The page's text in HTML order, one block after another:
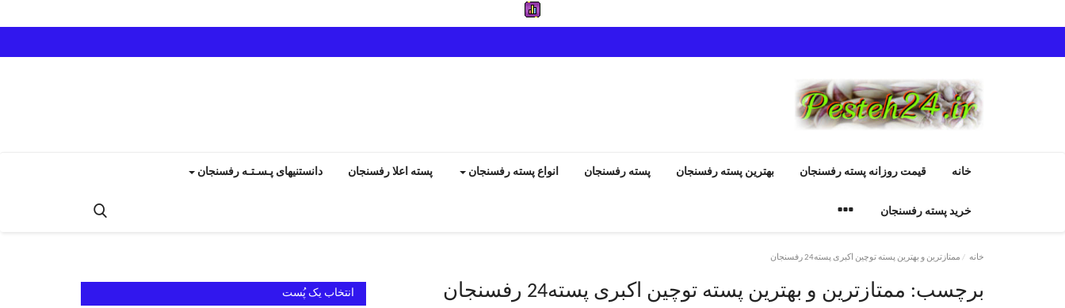
خانه قیمت روزانه پسته رفسنجان بهترین پسته رفسنجان پسته رفسنجان انواع پسته رفسنجان پسته اعلا رفسنجان دانستنیهای پـسـتـه رفسنجان
خرید پسته رفسنجان
خانه ممتازترین و بهترین پسته توچین اکبری پسته24 رفسنجان
برچسب: ممتازترین و بهترین پسته توچین اکبری پسته24 رفسنجان انتخاب یک پُست